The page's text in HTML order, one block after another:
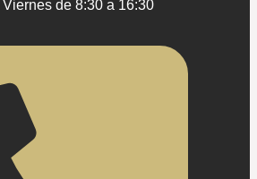
de 8:30 a 16:30